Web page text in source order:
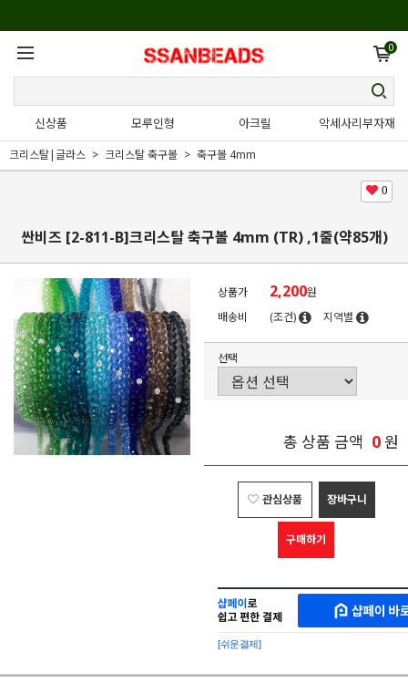
0
신상품 모루인형 아크릴 악세사리부자재
크리스탈|글라스 크리스탈 축구볼 축구볼 4mm
0
싼비즈 [2-811-B]크리스탈 축구볼 4mm (TR) ,1줄(약85개)
상품가 2,200원
배송비
(조건) 지역별
선택
총 상품 금액 0원
관심상품 장바구니
구매하기
MAKESHOP
SHOPPAY
로
간
구
페
이
구
[쉬운결제]